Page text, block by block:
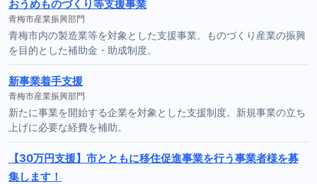
おうめものづくり等支援事業
青梅市産業振興部門
青梅市内の製造業等を対象とした支援事業。ものづくり産業の振興
を目的とした補助金・助成制度。
新事業着手支援
青梅市産業振興部門
新たに事業を開始する企業を対象とした支援制度。新規事業の立ち
上げに必要な経費を補助。
【30万円支援】市とともに移住促進事業を行う事業者様を募
集します！